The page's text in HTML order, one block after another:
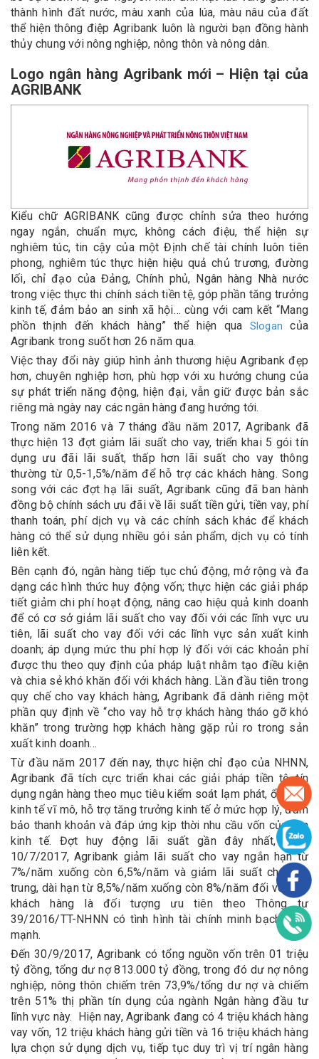
thành hình đất nước, màu xanh của lúa, màu nâu của đất
thể hiện thông điệp Agribank luôn là người bạn đồng hành
thủy chung với nông nghiệp, nông thôn và nông dân.
Logo ngân hàng Agribank mới – Hiện tại của
AGRIBANK
Kiểu chữ AGRIBANK cũng được chỉnh sửa theo hướng
ngay ngắn, chuẩn mực, không cách điệu, thể hiện sự
nghiêm túc, tin cậy của một Định chế tài chính luôn tiên
phong, nghiêm túc thực hiện hiệu quả chủ trương, đường
lối, chỉ đạo của Đảng, Chính phủ, Ngân hàng Nhà nước
trong việc thực thi chính sách tiền tệ, góp phần tăng trưởng
kinh tế, đảm bảo an sinh xã hội… cùng với cam kết “Mang
phồn thịnh đến khách hàng” thể hiện qua Slogan của
Agribank trong suốt hơn 26 năm qua.
Việc thay đổi này giúp hình ảnh thương hiệu Agribank đẹp
hơn, chuyên nghiệp hơn, phù hợp với xu hướng chung của
sự phát triển năng động, hiện đại, vẫn giữ được bản sắc
riêng mà ngày nay các ngân hàng đang hướng tới.
Trong năm 2016 và 7 tháng đầu năm 2017, Agribank đã
thực hiện 13 đợt giảm lãi suất cho vay, triển khai 5 gói tín
dụng ưu đãi lãi suất, thấp hơn lãi suất cho vay thông
thường từ 0,5-1,5%/năm để hỗ trợ các khách hàng. Song
song với các đợt hạ lãi suất, Agribank cũng đã ban hành
đồng bộ chính sách ưu đãi về lãi suất tiền gửi, tiền vay, phí
thanh toán, phí dịch vụ và các chính sách khác để khách
hàng có thể sử dụng nhiều gói sản phẩm, dịch vụ có tính
liên kết.
Bên cạnh đó, ngân hàng tiếp tục chủ động, mở rộng và đa
dạng các hình thức huy động vốn; thực hiện các giải pháp
tiết giảm chi phí hoạt động, nâng cao hiệu quả kinh doanh
để có cơ sở giảm lãi suất cho vay đối với các lĩnh vực ưu
tiên, lãi suất cho vay đối với các lĩnh vực sản xuất kinh
doanh; áp dụng mức thu phí hợp lý đối với các khoản phí
được thu theo quy định của pháp luật nhằm tạo điều kiện
và chia sẻ khó khăn đối với khách hàng. Lần đầu tiên trong
quy chế cho vay khách hàng, Agribank đã dành riêng một
phần quy định về “cho vay hỗ trợ khách hàng tháo gỡ khó
khăn” trong trường hợp khách hàng gặp rủi ro trong sản
xuất kinh doanh…
Từ đầu năm 2017 đến nay, thực hiện chỉ đạo của NHNN,
Agribank đã tích cực triển khai các giải pháp tiền tệ, tín
dụng ngân hàng theo mục tiêu kiểm soát lạm phát, ổn định
kinh tế vĩ mô, hỗ trợ tăng trưởng kinh tế ở mức hợp lý, đảm
bảo thanh khoản và đáp ứng kịp thời nhu cầu vốn của nền
kinh tế. Đợt huy động lãi suất gần đây nhất, ngày
10/7/2017, Agribank giảm lãi suất cho vay ngắn hạn từ
7%/năm xuống còn 6,5%/năm và giảm lãi suất cho vay
trung, dài hạn từ 8,5%/năm xuống còn 8%/năm đối với các
khách hàng là đối tượng ưu tiên theo Thông tư
39/2016/TT-NHNN có tình hình tài chính minh bạch, lành
mạnh.
Đến 30/9/2017, Agribank có tổng nguồn vốn trên 01 triệu
tỷ đồng, tổng dư nợ 813.000 tỷ đồng, trong đó dư nợ nông
nghiệp, nông thôn chiếm trên 73,9%/tổng dư nợ và chiếm
trên 51% thị phần tín dụng của ngành Ngân hàng đầu tư
lĩnh vực này. Hiện nay, Agribank đang có 4 triệu khách hàng
vay vốn, 12 triệu khách hàng gửi tiền và 16 triệu khách hàng
lựa chọn sử dụng dịch vụ, tiếp tục duy trì vị trí ngân hàng